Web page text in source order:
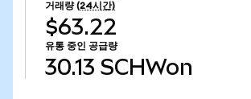
거래량 (24시간)
$63.22
유통 중인 공급량
30.13 SCHWon